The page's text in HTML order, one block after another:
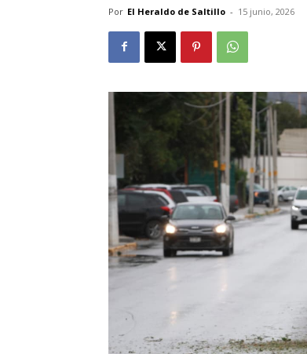
Por El Heraldo de Saltillo - 15 junio, 2026